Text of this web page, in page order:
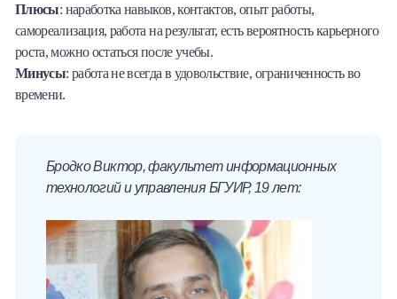
Плюсы: наработка навыков, контактов, опыт работы,
самореализация, работа на результат, есть вероятность карьерного
роста, можно остаться после учебы.
Минусы: работа не всегда в удовольствие, ограниченность во
времени.
Бродко Виктор, факультет информационных
технологий и управления БГУИР, 19 лет: